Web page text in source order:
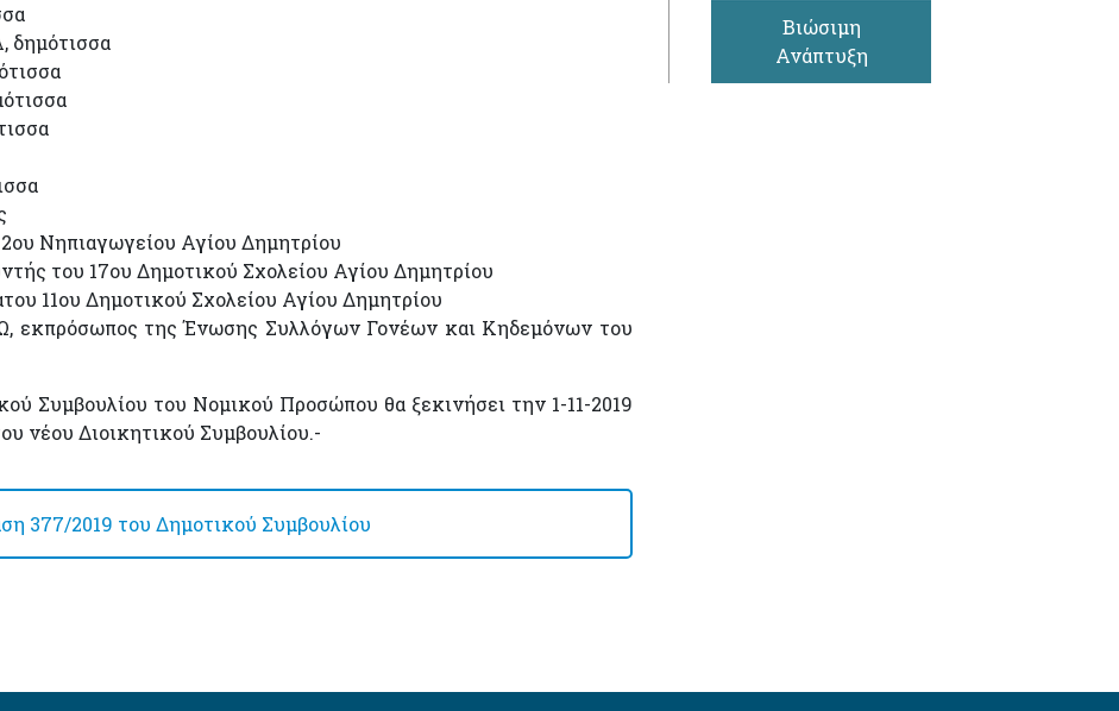
Νηπιαγωγείου Αγίου Δημητρίου
του 17ου Δημοτικού Σχολείου Αγίου Δημητρίου
11ου Δημοτικού Σχολείου Αγίου Δημητρίου
της Ένωσης Συλλόγων Γονέων και Κηδεμόνων του
Συμβουλίου του Νομικού Προσώπου θα ξεκινήσει την 1-11-2019
νέου Διοικητικού Συμβουλίου.-
377/2019 του Δημοτικού Συμβουλίου
Βιώσιμη
Ανάπτυξη